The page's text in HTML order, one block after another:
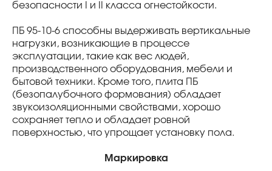
безопасности I и II класса огнестойкости.
ПБ 95-10-6 способны выдерживать вертикальные
нагрузки, возникающие в процессе
эксплуатации, такие как вес людей,
производственного оборудования, мебели и
бытовой техники. Кроме того, плита ПБ
(безопалубочного формования) обладает
звукоизоляционными свойствами, хорошо
сохраняет тепло и обладает ровной
поверхностью, что упрощает установку пола.
Маркировка